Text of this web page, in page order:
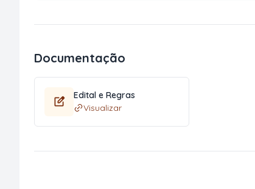
Documentação
Edital e Regras
Visualizar